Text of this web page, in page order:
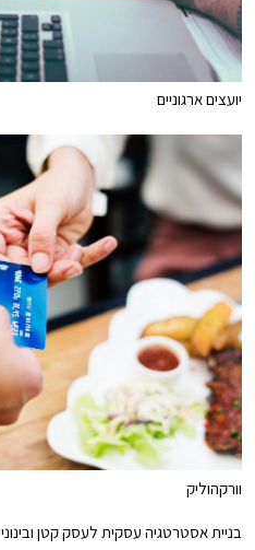
יועצים ארגוניים
וורקהוליק
בניית אסטרטגיה עסקית לעסק קטן ובינוני